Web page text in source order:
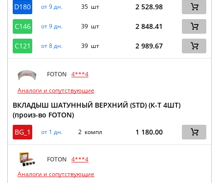
D180 от 9 дн. 35 шт 2 528.98
C146 от 9 дн. 39 шт 2 848.41
C121 от 8 дн. 39 шт 2 989.67
FOTON 4***4
Аналоги и сопутствующие
ВКЛАДЫШ ШАТУННЫЙ ВЕРХНИЙ (STD) (К-Т 4ШТ)
(произ-во FOTON)
BG_1
от 1 дн. 2 компл 1 180.00
FOTON 4***4
Аналоги и сопутствующие